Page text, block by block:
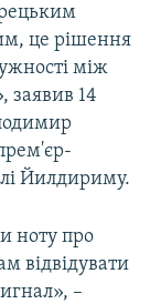
це рішення
між
заявив 14
Йилдириму.
ноту про
відвідувати
–